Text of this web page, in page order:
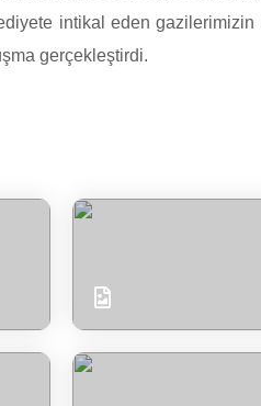
intikal eden gazilerimizin
gerçekleştirdi.